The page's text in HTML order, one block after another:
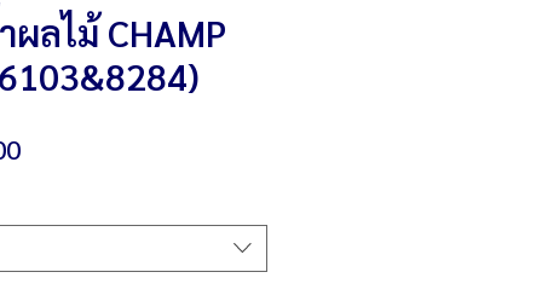
ผลไม้ CHAMP
Sale